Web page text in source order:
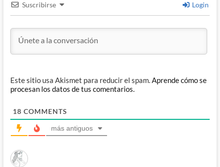
Suscribirse Login
Este sitio usa Akismet para reducir el spam.Aprende cómo se
procesan los datos de tus comentarios.
18 COMMENTS
más antiguos